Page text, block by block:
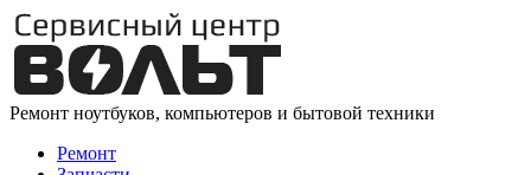
Ремонт ноутбуков, компьютеров и бытовой техники
Ремонт